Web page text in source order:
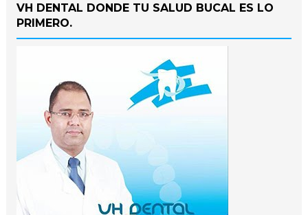
VH DENTAL DONDE TU SALUD BUCAL ES LO
PRIMERO.